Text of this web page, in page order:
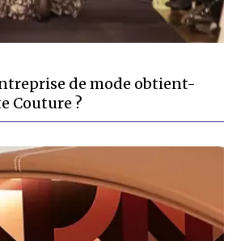
de mode obtient-
Couture ?